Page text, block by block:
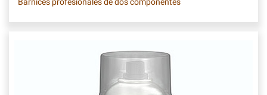
Barnices profesionales de dos componentes